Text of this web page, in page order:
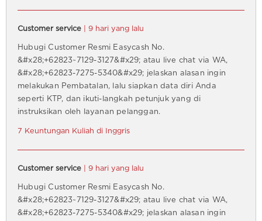
Customer service | 9 hari yang lalu
Hubugi Customer Resmi Easycash No.
&#x28;+62823~7129-3127&#x29; atau live chat via WA,
&#x28;+62823-7275-5340&#x29; jelaskan alasan ingin
melakukan Pembatalan, lalu siapkan data diri Anda
seperti KTP, dan ikuti-langkah petunjuk yang di
instruksikan oleh layanan pelanggan.
7 Keuntungan Kuliah di Inggris
Customer service | 9 hari yang lalu
Hubugi Customer Resmi Easycash No.
&#x28;+62823~7129-3127&#x29; atau live chat via WA,
&#x28;+62823-7275-5340&#x29; jelaskan alasan ingin